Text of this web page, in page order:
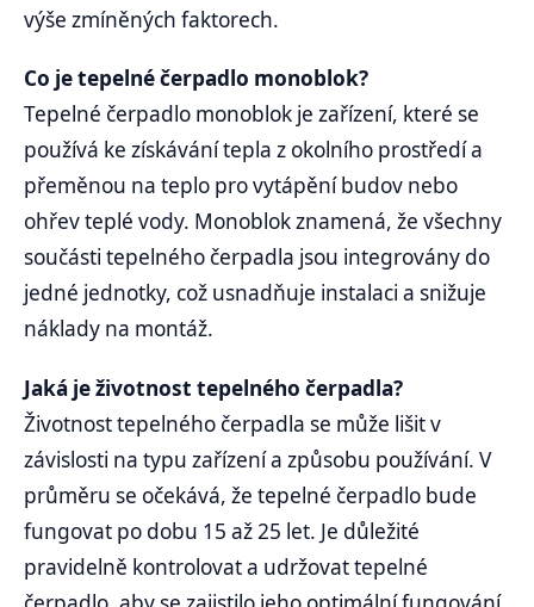
výše zmíněných faktorech.
Co je tepelné čerpadlo monoblok?
Tepelné čerpadlo monoblok je zařízení, které se
používá ke získávání tepla z okolního prostředí a
přeměnou na teplo pro vytápění budov nebo
ohřev teplé vody. Monoblok znamená, že všechny
součásti tepelného čerpadla jsou integrovány do
jedné jednotky, což usnadňuje instalaci a snižuje
náklady na montáž.
Jaká je životnost tepelného čerpadla?
Životnost tepelného čerpadla se může lišit v
závislosti na typu zařízení a způsobu používání. V
průměru se očekává, že tepelné čerpadlo bude
fungovat po dobu 15 až 25 let. Je důležité
pravidelně kontrolovat a udržovat tepelné